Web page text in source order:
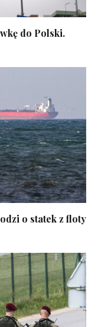
do Polski.
o statek z floty